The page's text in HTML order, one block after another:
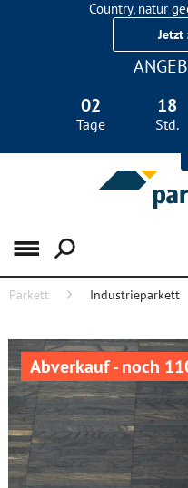
Country, natur
Landhausdiele
Jetzt
02
Tage
18
Std.
Menü
Parkett Industrieparkett
Abverkauf - noch